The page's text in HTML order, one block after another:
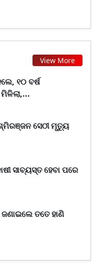
View More
୧୦ ବର୍ଷ
ସେଠୀ ମୃତ୍ୟୁ
ସାବ୍ୟସ୍ତ ହେବା ପରେ
ତତେ ହାଣି